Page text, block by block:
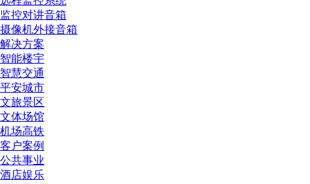
监控对讲音箱
摄像机外接音箱
解决方案
智能楼宇
智慧交通
平安城市
文旅景区
文体场馆
机场高铁
客户案例
公共事业
酒店娱乐